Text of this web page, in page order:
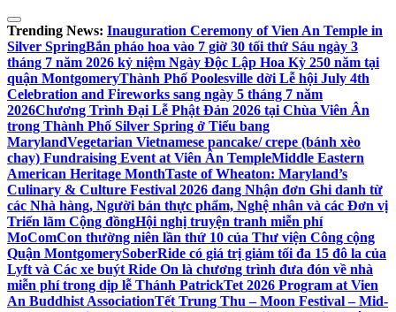
Skip
to
content
Trending News: Inauguration Ceremony of Vien An Temple in
Silver SpringBắn pháo hoa vào 7 giờ 30 tối thứ Sáu ngày 3
tháng 7 năm 2026 kỷ niệm Ngày Độc Lập Hoa Kỳ 250 năm tại
quận MontgomeryThành Phố Poolesville dời Lễ hội July 4th
Celebration and Fireworks sang ngày 5 tháng 7 năm
2026Chương Trình Đại Lễ Phật Đản 2026 tại Chùa Viên Ân
trong Thành Phố Silver Spring ở Tiểu bang
MarylandVegetarian Vietnamese pancake/ crepe (bánh xèo
chay) Fundraising Event at Viên Ân TempleMiddle Eastern
American Heritage MonthTaste of Wheaton: Maryland’s
Culinary & Culture Festival 2026 đang Nhận đơn Ghi danh từ
các Nhà hàng, Người bán thực phẩm, Nghệ nhân và các Đơn vị
Triển lãm Cộng đồngHội nghị truyện tranh miễn phí
MoComCon thường niên lần thứ 10 của Thư viện Công cộng
Quận MontgomerySoberRide có giá trị giảm tối đa 15 đô la của
Lyft và Các xe buýt Ride On là chương trình đưa đón về nhà
miễn phí trong dịp lễ Thánh PatrickTet 2026 Program at Vien
An Buddhist AssociationTết Trung Thu – Moon Festival – Mid-